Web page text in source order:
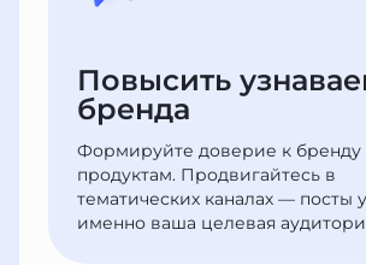
Повысить
бренда
Формируйте доверие к бренду
продуктам. Продвигайтесь в
тематических каналах — посты
именно ваша целевая